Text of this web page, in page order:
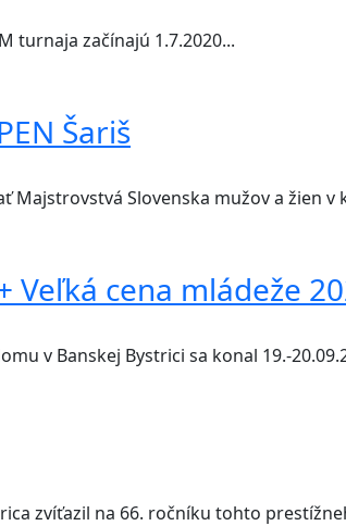
turnaja začínajú 1.7.2020...
Šariš
Majstrovstvá Slovenska mužov a žien
Veľká cena mládeže
v Banskej Bystrici sa konal 19.-
zvíťazil na 66. ročníku tohto